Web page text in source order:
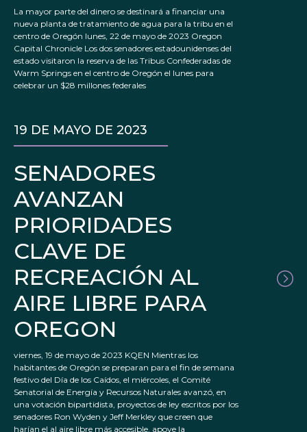
La mayor parte del dinero se destinará a financiar una
nueva planta de tratamiento de agua para la tribu en el
centro de Oregón lunes, 22 de mayo de 2023 Oregon
Capital Chronicle Los dos senadores estadounidenses del
estado visitaron la reserva de las Tribus Confederadas de
Warm Springs en el centro de Oregón el lunes para
celebrar un $28 millones federales
SENADORES
AVANZAN
PRIORIDADES
CLAVE DE
RECREACIÓN AL
AIRE LIBRE PARA
OREGON
19 DE MAYO DE 2023
viernes, 19 de mayo de 2023 KQEN Mientras los
habitantes de Oregón se preparan para el fin de semana
festivo del Día de los Caídos, el miércoles, el Comité
Senatorial de Energía y Recursos Naturales avanzó, en
una votación bipartidista, proyectos de ley escritos por los
senadores Ron Wyden y Jeff Merkley que creen que
harían el al aire libre más accesible, apoye la